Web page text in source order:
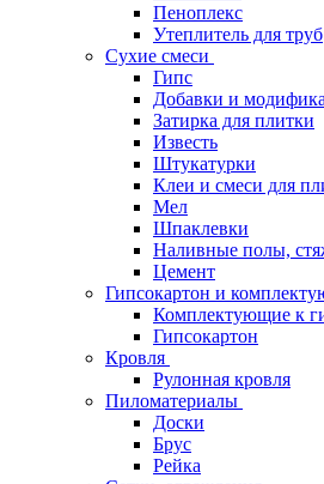
Пеноплекс
Утеплитель для труб
Сухие смеси
Гипс
Добавки и
Затирка для плитки
Известь
Штукатурки
Клеи и смеси для
Мел
Шпаклевки
Наливные полы,
Цемент
Гипсокартон и
Комплектующие к
Гипсокартон
Кровля
Рулонная кровля
Пиломатериалы
Доски
Брус
Рейка